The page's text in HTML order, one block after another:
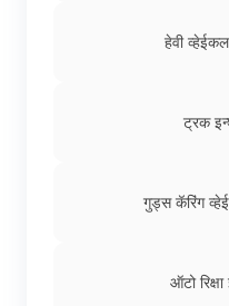
हेवी
ट्रक
गुड्स कॅरिंग
ऑटो